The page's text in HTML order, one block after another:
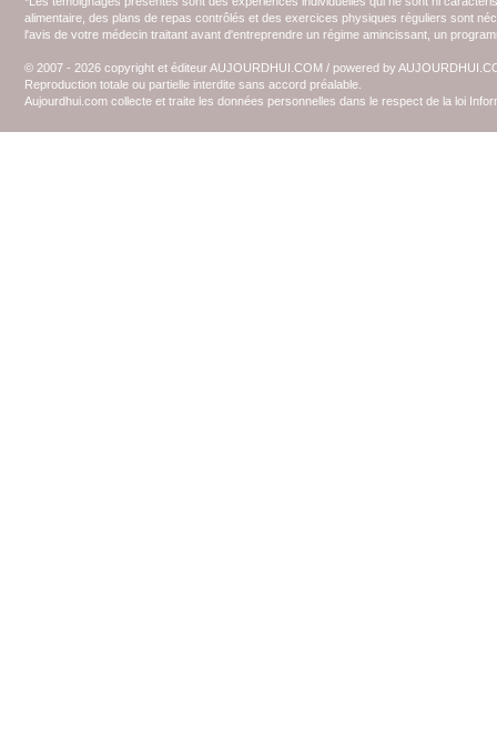
alimentaire, des plans de repas contrôlés et des exercices physiques réguliers sont
l'avis de votre médecin traitant avant d'entreprendre un régime amincissant, un
© 2007 - 2026 copyright et éditeur AUJOURDHUI.COM / powered by
Reproduction totale ou partielle interdite sans accord préalable.
Aujourdhui.com collecte et traite les données personnelles dans le respect de la loi